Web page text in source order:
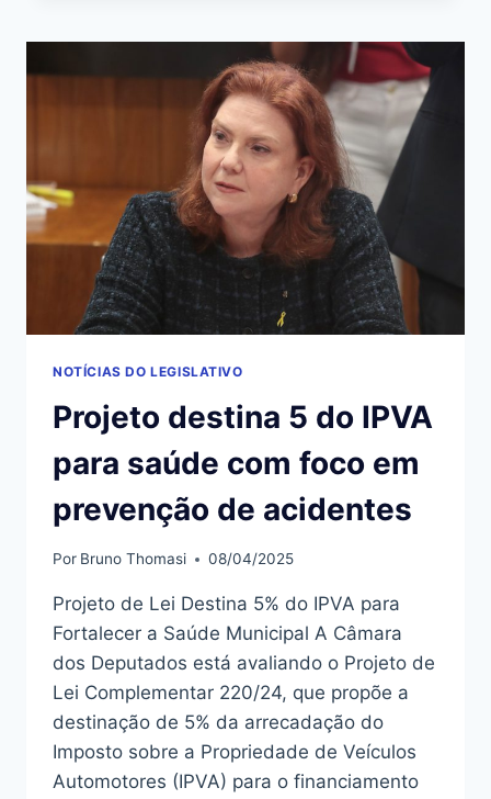
COM
RECURSOS
ARTICULAÇÃO
NOTÍCIAS DO LEGISLATIVO
Projeto destina 5 do IPVA
para saúde com foco em
prevenção de acidentes
Por Bruno Thomasi 08/04/2025
Projeto de Lei Destina 5% do IPVA para
Fortalecer a Saúde Municipal A Câmara
dos Deputados está avaliando o Projeto de
Lei Complementar 220/24, que propõe a
destinação de 5% da arrecadação do
Imposto sobre a Propriedade de Veículos
Automotores (IPVA) para o financiamento